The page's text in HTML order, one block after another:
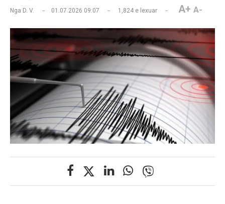
Nga D. V. 01.07.2026 09:07 1,824 e lexuar A+ A-